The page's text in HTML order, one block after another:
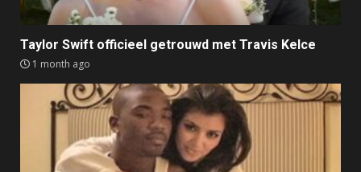
Taylor Swift officieel getrouwd met Travis Kelce
1 month ago